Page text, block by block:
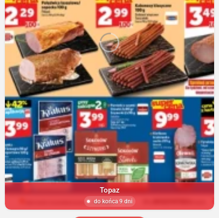
Topaz
do końca 9 dni